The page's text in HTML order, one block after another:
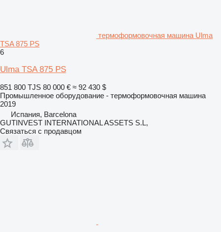
термоформовочная машина Ulma
TSA 875 PS
6
Ulma TSA 875 PS
851 800 TJS 80 000 € ≈ 92 430 $
Промышленное оборудование - термоформовочная машина
2019
Испания, Barcelona
GUTINVEST INTERNATIONAL ASSETS S.L,
Связаться с продавцом